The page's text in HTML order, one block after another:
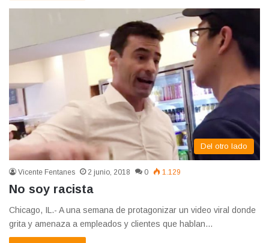
Del otro lado
Vicente Fentanes 2 junio, 2018 0 1.129
No soy racista
Chicago, IL.- A una semana de protagonizar un video viral donde
grita y amenaza a empleados y clientes que hablan…